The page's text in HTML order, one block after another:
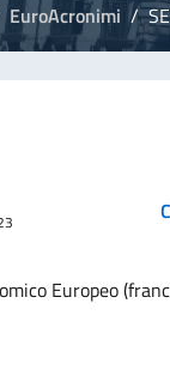
EuroAcronimi
Europeo